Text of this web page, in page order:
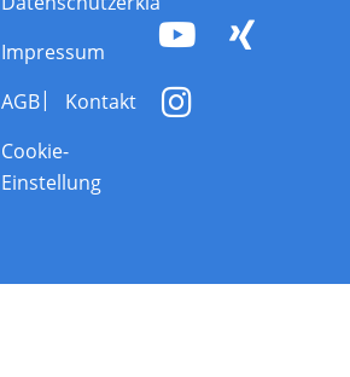
Impressum
AGB
Kontakt
Cookie-
Einstellung